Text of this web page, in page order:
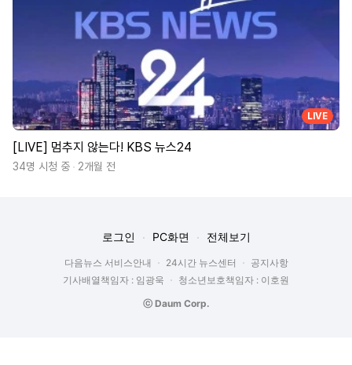
LIVE
[LIVE] 멈추지 않는다! KBS 뉴스24
34명 시청 중 2개월 전
로그인 PC화면 전체보기
다음뉴스 서비스안내 24시간 뉴스센터
공지사항
기사배열책임자 : 임광욱
청소년보호책임자 : 이호원
ⓒ Daum Corp.